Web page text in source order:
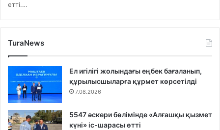
етті.…
TuraNews
Ел игілігі жолындағы еңбек бағаланып,
құрылысшыларға құрмет көрсетілді
7.08.2026
5547 әскери бөлімінде «Алғашқы қызмет
күні» іс-шарасы өтті